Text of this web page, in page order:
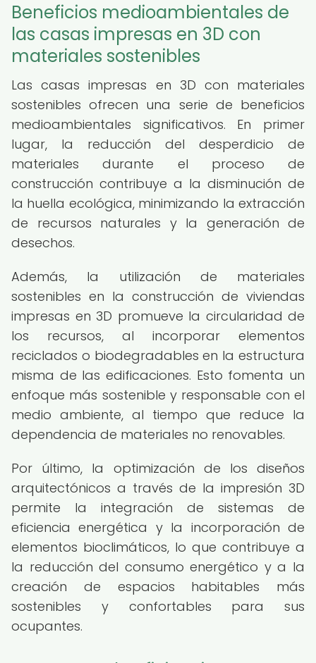
Beneficios medioambientales de
las casas impresas en 3D con
materiales sostenibles
Las casas impresas en 3D con materiales
sostenibles ofrecen una serie de beneficios
medioambientales significativos. En primer
lugar, la reducción del desperdicio de
materiales durante el proceso de
construcción contribuye a la disminución de
la huella ecológica, minimizando la extracción
de recursos naturales y la generación de
desechos.
Además, la utilización de materiales
sostenibles en la construcción de viviendas
impresas en 3D promueve la circularidad de
los recursos, al incorporar elementos
reciclados o biodegradables en la estructura
misma de las edificaciones. Esto fomenta un
enfoque más sostenible y responsable con el
medio ambiente, al tiempo que reduce la
dependencia de materiales no renovables.
Por último, la optimización de los diseños
arquitectónicos a través de la impresión 3D
permite la integración de sistemas de
eficiencia energética y la incorporación de
elementos bioclimáticos, lo que contribuye a
la reducción del consumo energético y a la
creación de espacios habitables más
sostenibles y confortables para sus
ocupantes.